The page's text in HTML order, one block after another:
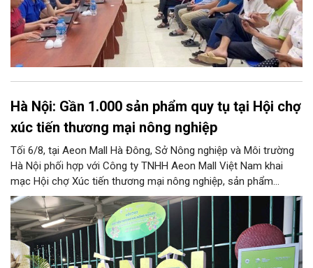
Hà Nội: Gần 1.000 sản phẩm quy tụ tại Hội chợ
xúc tiến thương mại nông nghiệp
Tối 6/8, tại Aeon Mall Hà Đông, Sở Nông nghiệp và Môi trường
Hà Nội phối hợp với Công ty TNHH Aeon Mall Việt Nam khai
mạc Hội chợ Xúc tiến thương mại nông nghiệp, sản phẩm
OCOP Hà Nội (HaNoi Agriculture Fair 2026).